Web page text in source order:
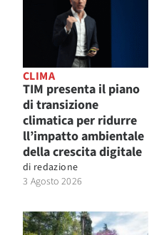
CLIMA
TIM presenta il piano
di transizione
climatica per ridurre
ll’impatto ambientale
della crescita digitale
di redazione
3 Agosto 2026